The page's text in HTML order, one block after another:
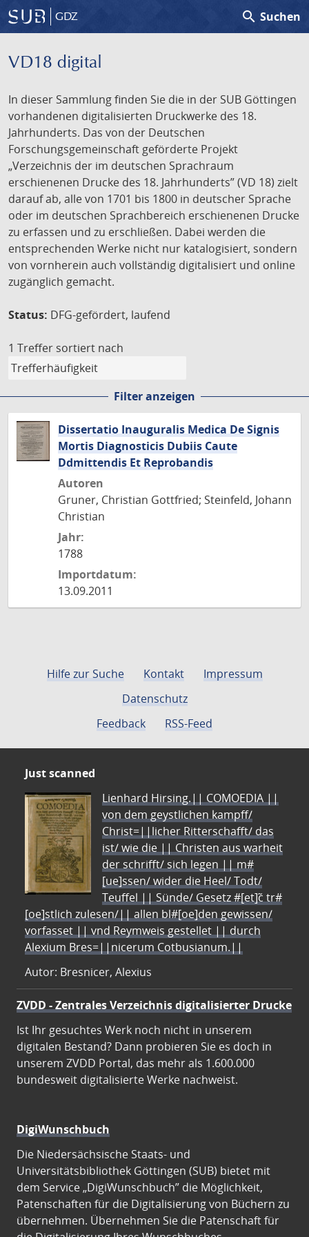
GDZ search Suchen
VD18 digital
In dieser Sammlung finden Sie die in der SUB Göttingen
vorhandenen digitalisierten Druckwerke des 18.
Jahrhunderts. Das von der Deutschen
Forschungsgemeinschaft geförderte Projekt
„Verzeichnis der im deutschen Sprachraum
erschienenen Drucke des 18. Jahrhunderts” (VD 18) zielt
darauf ab, alle von 1701 bis 1800 in deutscher Sprache
oder im deutschen Sprachbereich erschienenen Drucke
zu erfassen und zu erschließen. Dabei werden die
entsprechenden Werke nicht nur katalogisiert, sondern
von vornherein auch vollständig digitalisiert und online
zugänglich gemacht.
Status: DFG-gefördert, laufend
1 Treffer sortiert nach
Filter anzeigen
Dissertatio Inauguralis Medica De Signis
Mortis Diagnosticis Dubiis Caute
Ddmittendis Et Reprobandis
Autoren
Gruner, Christian Gottfried; Steinfeld, Johann
Christian
Jahr:
1788
Importdatum:
13.09.2011
Hilfe zur Suche Kontakt
Impressum
Datenschutz
Feedback
RSS-Feed
Just scanned
Lienhard Hirsing.|| COMOEDIA ||
von dem geystlichen kampff/
Christ=||licher Ritterschafft/ das
ist/ wie die || Christen aus warheit
der schrifft/ sich legen || m#
[ue]ssen/ wider die Heel/ Todt/
Teuffel || Sünde/ Gesetz #[et]c̃ tr#
[oe]stlich zulesen/|| allen bl#[oe]den gewissen/
vorfasset || vnd Reymweis gestellet || durch
Alexium Bres=||nicerum Cotbusianum.||
Autor: Bresnicer, Alexius
ZVDD - Zentrales Verzeichnis digitalisierter Drucke
Ist Ihr gesuchtes Werk noch nicht in unserem
digitalen Bestand? Dann probieren Sie es doch in
unserem ZVDD Portal, das mehr als 1.600.000
bundesweit digitalisierte Werke nachweist.
DigiWunschbuch
Die Niedersächsische Staats- und
Universitätsbibliothek Göttingen (SUB) bietet mit
dem Service „DigiWunschbuch” die Möglichkeit,
Patenschaften für die Digitalisierung von Büchern zu
übernehmen. Übernehmen Sie die Patenschaft für